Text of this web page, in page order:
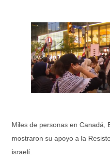
Miles de personas en Canadá,
mostraron su apoyo a la
israelí.